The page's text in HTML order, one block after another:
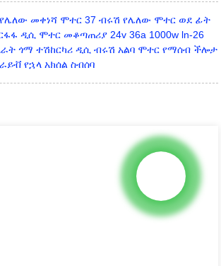
መቀነሻ ሞተር 37 ብሩሽ የሌለው ሞተር ወደ ፊት
ዲሲ ሞተር መቆጣጠሪያ 24v 36a 1000w ln-26
ጎማ ተሽከርካሪ ዲሲ ብሩሽ አልባ ሞተር የማሰብ ችሎታ
የኋላ አክሰል ስብሰባ